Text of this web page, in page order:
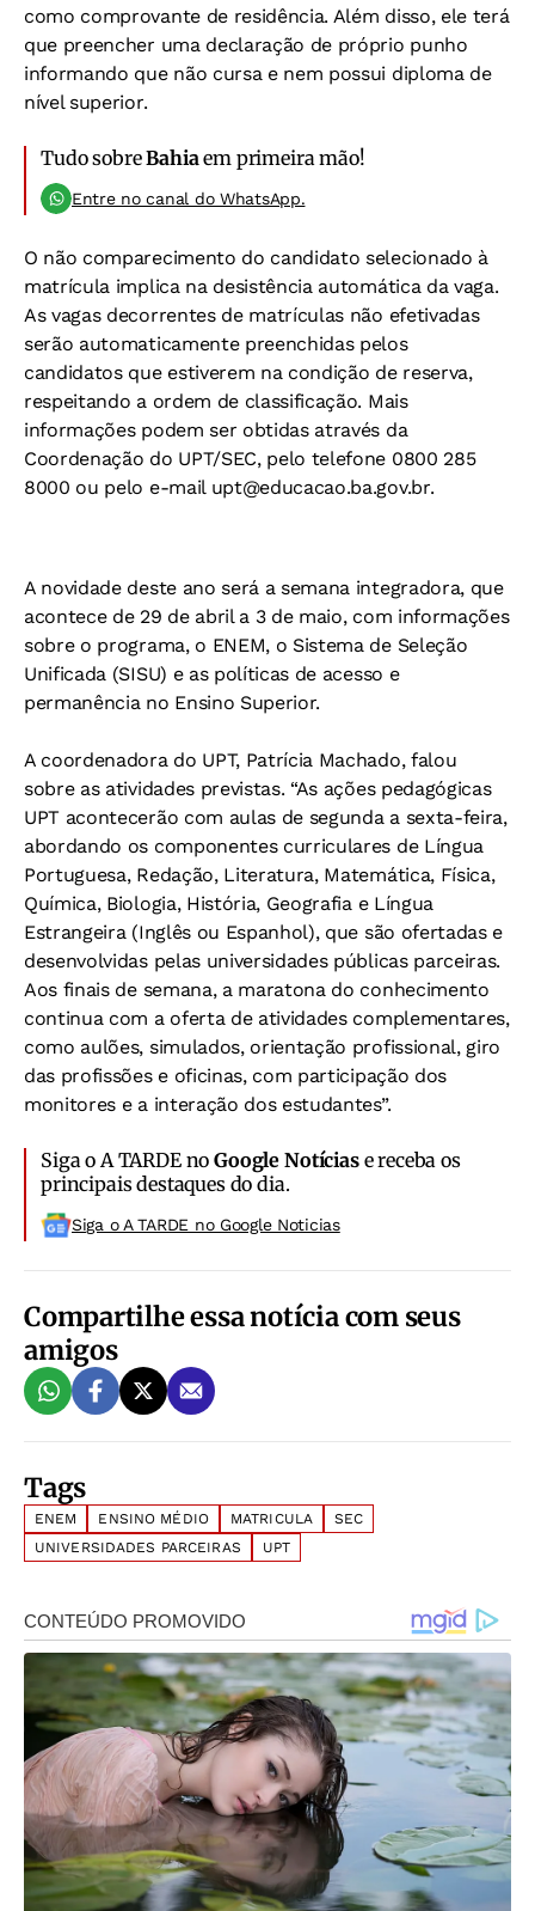
como comprovante de residência. Além disso, ele terá
que preencher uma declaração de próprio punho
informando que não cursa e nem possui diploma de
nível superior.
Tudo sobreBahiaem primeira mão!
Entre no canal do WhatsApp.
O não comparecimento do candidato selecionado à
matrícula implica na desistência automática da vaga.
As vagas decorrentes de matrículas não efetivadas
serão automaticamente preenchidas pelos
candidatos que estiverem na condição de reserva,
respeitando a ordem de classificação. Mais
informações podem ser obtidas através da
Coordenação do UPT/SEC, pelo telefone 0800 285
8000 ou pelo e-mail upt@educacao.ba.gov.br.
A novidade deste ano será a semana integradora, que
acontece de 29 de abril a 3 de maio, com informações
sobre o programa, o ENEM, o Sistema de Seleção
Unificada (SISU) e as políticas de acesso e
permanência no Ensino Superior.
A coordenadora do UPT, Patrícia Machado, falou
sobre as atividades previstas. “As ações pedagógicas
UPT acontecerão com aulas de segunda a sexta-feira,
abordando os componentes curriculares de Língua
Portuguesa, Redação, Literatura, Matemática, Física,
Química, Biologia, História, Geografia e Língua
Estrangeira (Inglês ou Espanhol), que são ofertadas e
desenvolvidas pelas universidades públicas parceiras.
Aos finais de semana, a maratona do conhecimento
continua com a oferta de atividades complementares,
como aulões, simulados, orientação profissional, giro
das profissões e oficinas, com participação dos
monitores e a interação dos estudantes”.
Siga o A TARDE noGoogle Notíciase receba os
principais destaques do dia.
Siga o A TARDE no Google Noticias
Compartilhe essa notícia com seus
amigos
Tags
ENEM ENSINO MÉDIO MATRICULA
SEC
UNIVERSIDADES PARCEIRAS
UPT